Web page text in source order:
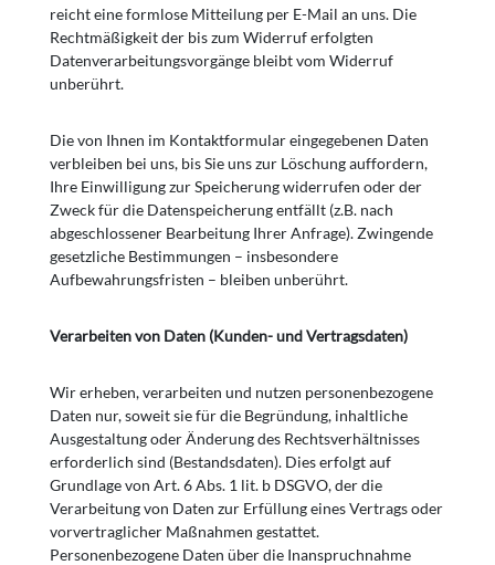
reicht eine formlose Mitteilung per E-Mail an uns. Die
Rechtmäßigkeit der bis zum Widerruf erfolgten
Datenverarbeitungsvorgänge bleibt vom Widerruf
unberührt.
Die von Ihnen im Kontaktformular eingegebenen Daten
verbleiben bei uns, bis Sie uns zur Löschung auffordern,
Ihre Einwilligung zur Speicherung widerrufen oder der
Zweck für die Datenspeicherung entfällt (z.B. nach
abgeschlossener Bearbeitung Ihrer Anfrage). Zwingende
gesetzliche Bestimmungen – insbesondere
Aufbewahrungsfristen – bleiben unberührt.
Verarbeiten von Daten (Kunden- und Vertragsdaten)
Wir erheben, verarbeiten und nutzen personenbezogene
Daten nur, soweit sie für die Begründung, inhaltliche
Ausgestaltung oder Änderung des Rechtsverhältnisses
erforderlich sind (Bestandsdaten). Dies erfolgt auf
Grundlage von Art. 6 Abs. 1 lit. b DSGVO, der die
Verarbeitung von Daten zur Erfüllung eines Vertrags oder
vorvertraglicher Maßnahmen gestattet.
Personenbezogene Daten über die Inanspruchnahme